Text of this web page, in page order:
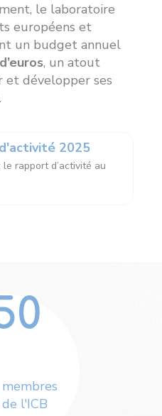
le laboratoire
européens et
un budget annuel
, un atout
et développer ses
2025
rapport d’activité au
l'ICB